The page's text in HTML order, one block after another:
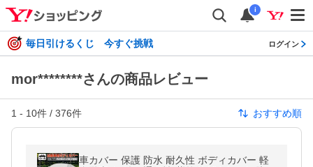
i
毎日引けるくじ 今すぐ挑戦 ログイン
mor********さんの商品レビュー
1 - 10件 / 376件 おすすめ順
車カバー 保護 防水 耐久性 ボディカバー 軽